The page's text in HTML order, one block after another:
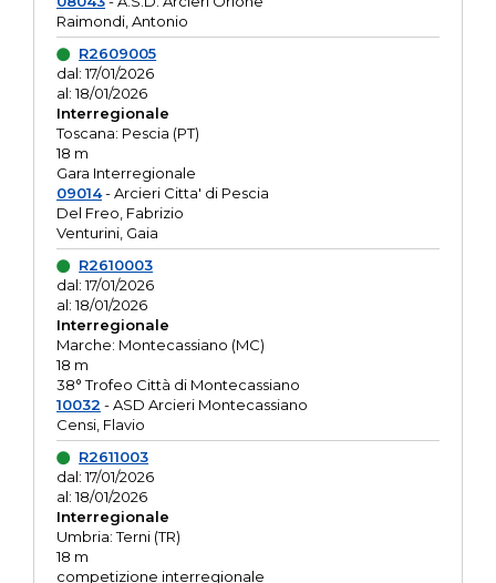
Raimondi, Antonio
R2609005
dal: 17/01/2026
al: 18/01/2026
Interregionale
Toscana: Pescia (PT)
18 m
Gara Interregionale
09014- Arcieri Citta' di Pescia
Del Freo, Fabrizio
Venturini, Gaia
R2610003
dal: 17/01/2026
al: 18/01/2026
Interregionale
Marche: Montecassiano (MC)
18 m
38° Trofeo Città di Montecassiano
10032 - ASD Arcieri Montecassiano
Censi, Flavio
R2611003
dal: 17/01/2026
al: 18/01/2026
Interregionale
Umbria: Terni (TR)
18 m
competizione interregionale